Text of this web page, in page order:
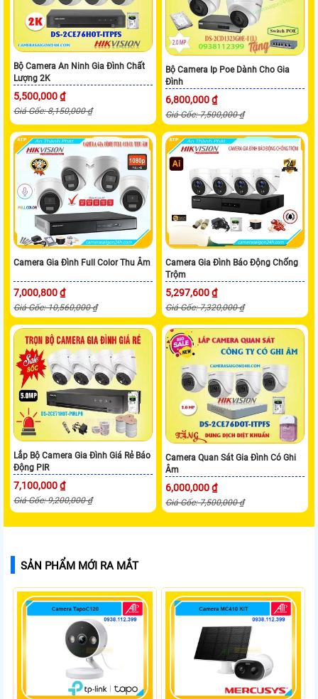
Bộ Camera An Ninh Gia Đình Chất
Lượng 2K
5,500,000 ₫
Giá Gốc: 8,150,000 ₫
Bộ Camera Ip Poe Dành Cho Gia
Đình
6,800,000 ₫
Giá Gốc: 7,500,000 ₫
Camera Gia Đình Full Color Thu Âm
7,000,800 ₫
Giá Gốc: 10,560,000 ₫
Camera Gia Đình Báo Động Chống
Trộm
5,297,600 ₫
Giá Gốc: 7,320,000 ₫
Lắp Bộ Camera Gia Đình Giá Rẻ Báo
Động PIR
7,100,000 ₫
Giá Gốc: 9,200,000 ₫
Camera Quan Sát Gia Đình Có Ghi
Âm
6,000,000 ₫
Giá Gốc: 7,500,000 ₫
SẢN PHẨM MỚI RA MẮT